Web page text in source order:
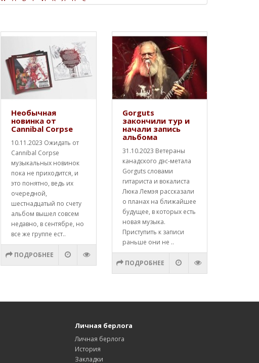
Необычная
новинка от
Cannibal Corpse
10.11.2023 Ожидать от
Cannibal Corpse
музыкальных новинок
пока не приходится, и
это понятно, ведь их
очередной,
шестнадцатый по счету
альбом вышел совсем
недавно, в сентябре, но
все же группе ест..
ПОДРОБНЕЕ
Gorguts
закончили тур и
начали запись
альбома
31.10.2023 Ветераны
канадского дэс-метала
Gorguts словами
гитариста и вокалиста
Люка Лемэя рассказали
о планах на ближайшее
будущее, в которых есть
новая музыка.
Приступить к записи
раньше они не ..
ПОДРОБНЕЕ
Личная берлога
Личная берлога
История
Закладки